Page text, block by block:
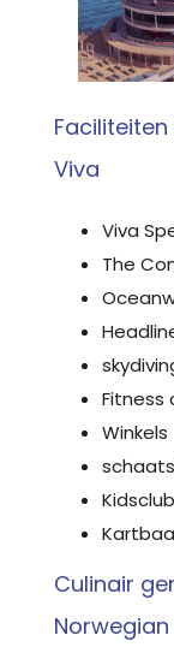
Viva
Viva
The
Fitness
Winkels
Kidsclub
Culinair
Norwegian